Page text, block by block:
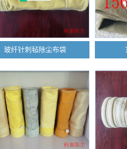
玻纤针刺毡除尘布袋